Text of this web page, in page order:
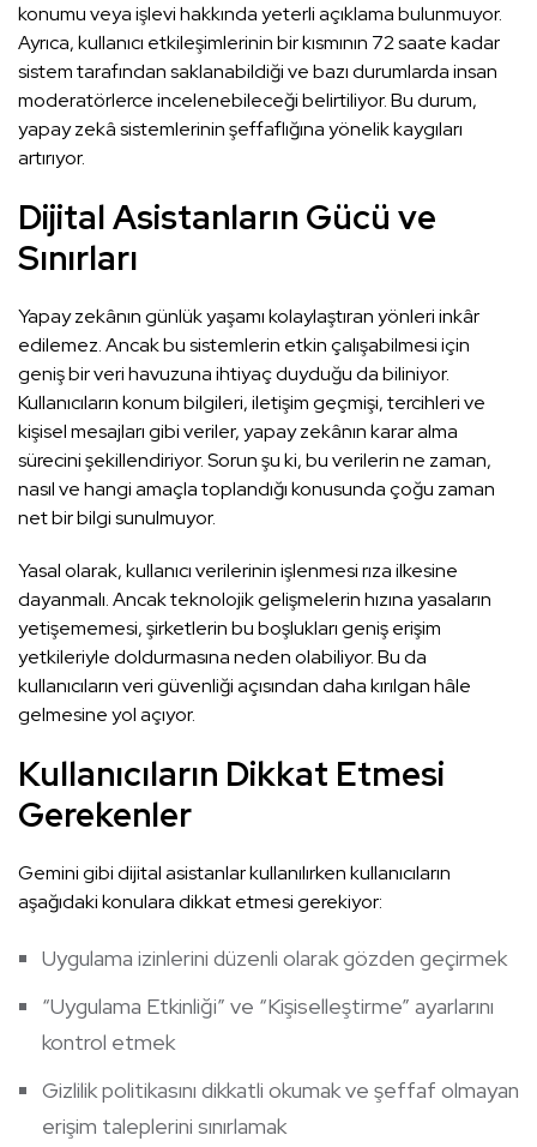
konumu veya işlevi hakkında yeterli açıklama bulunmuyor.
Ayrıca, kullanıcı etkileşimlerinin bir kısmının 72 saate kadar
sistem tarafından saklanabildiği ve bazı durumlarda insan
moderatörlerce incelenebileceği belirtiliyor. Bu durum,
yapay zekâ sistemlerinin şeffaflığına yönelik kaygıları
artırıyor.
Dijital Asistanların Gücü ve
Sınırları
Yapay zekânın günlük yaşamı kolaylaştıran yönleri inkâr
edilemez. Ancak bu sistemlerin etkin çalışabilmesi için
geniş bir veri havuzuna ihtiyaç duyduğu da biliniyor.
Kullanıcıların konum bilgileri, iletişim geçmişi, tercihleri ve
kişisel mesajları gibi veriler, yapay zekânın karar alma
sürecini şekillendiriyor. Sorun şu ki, bu verilerin ne zaman,
nasıl ve hangi amaçla toplandığı konusunda çoğu zaman
net bir bilgi sunulmuyor.
Yasal olarak, kullanıcı verilerinin işlenmesi rıza ilkesine
dayanmalı. Ancak teknolojik gelişmelerin hızına yasaların
yetişememesi, şirketlerin bu boşlukları geniş erişim
yetkileriyle doldurmasına neden olabiliyor. Bu da
kullanıcıların veri güvenliği açısından daha kırılgan hâle
gelmesine yol açıyor.
Kullanıcıların Dikkat Etmesi
Gerekenler
Gemini gibi dijital asistanlar kullanılırken kullanıcıların
aşağıdaki konulara dikkat etmesi gerekiyor:
Uygulama izinlerini düzenli olarak gözden geçirmek
“Uygulama Etkinliği” ve “Kişiselleştirme” ayarlarını
kontrol etmek
Gizlilik politikasını dikkatli okumak ve şeffaf olmayan
erişim taleplerini sınırlamak